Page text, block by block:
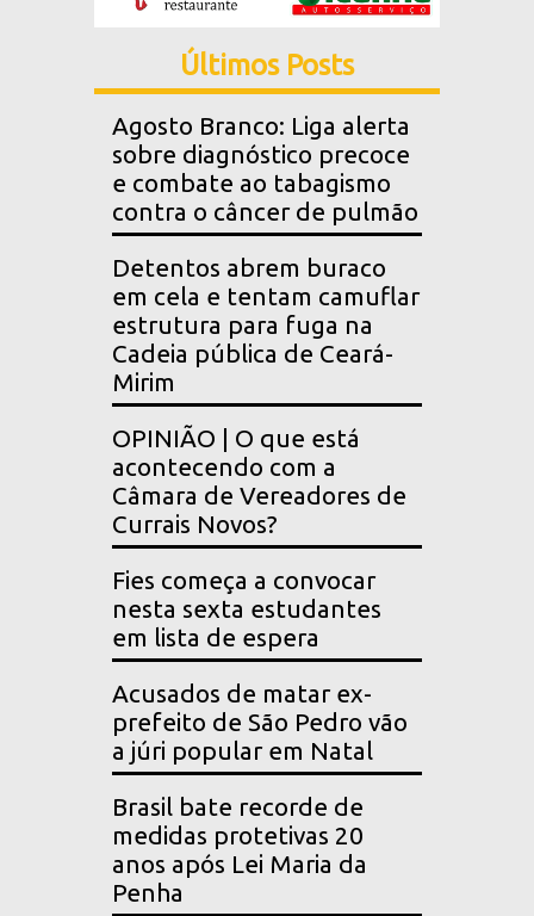
Últimos Posts
Agosto Branco: Liga alerta
sobre diagnóstico precoce
e combate ao tabagismo
contra o câncer de pulmão
Detentos abrem buraco
em cela e tentam camuflar
estrutura para fuga na
Cadeia pública de Ceará-
Mirim
OPINIÃO | O que está
acontecendo com a
Câmara de Vereadores de
Currais Novos?
Fies começa a convocar
nesta sexta estudantes
em lista de espera
Acusados de matar ex-
prefeito de São Pedro vão
a júri popular em Natal
Brasil bate recorde de
medidas protetivas 20
anos após Lei Maria da
Penha